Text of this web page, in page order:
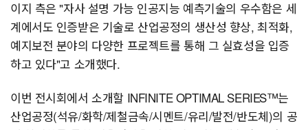
이지 측은 "자사 설명 가능 인공지능 예측기술의 우수함은 세
계에서도 인증받은 기술로 산업공정의 생산성 향상, 최적화,
예지보전 분야의 다양한 프로젝트를 통해 그 실효성을 입증
하고 있다"고 소개했다.
이번 전시회에서 소개할 INFINITE OPTIMAL SERIES™는
산업공정(석유/화학/제철금속/시멘트/유리/발전/반도체)의 공